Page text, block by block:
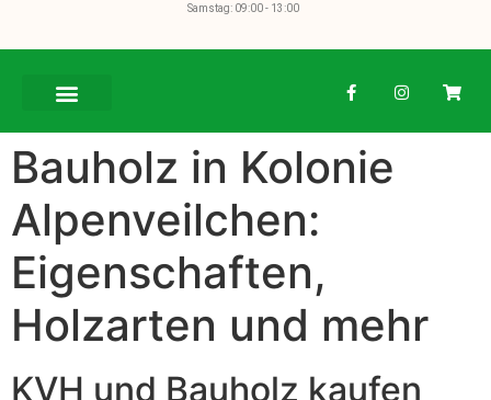
Samstag: 09:00 - 13:00
Bauholz in Kolonie
Alpenveilchen:
Eigenschaften,
Holzarten und mehr
KVH und Bauholz kaufen